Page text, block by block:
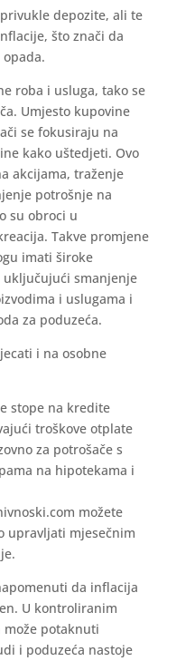
depozite, ali te
što znači da
roba i usluga, tako se
Umjesto kupovine
se fokusiraju na
kako uštedjeti. Ovo
akcijama, traženje
potrošnje na
su obroci u
Takve promjene
imati široke
uključujući smanjenje
i uslugama i
za poduzeća.
i na osobne
stope na kredite
troškove otplate
za potrošače s
na hipotekama i
možete
upravljati mjesečnim
da inflacija
U kontroliranim
potaknuti
i poduzeća nastoje